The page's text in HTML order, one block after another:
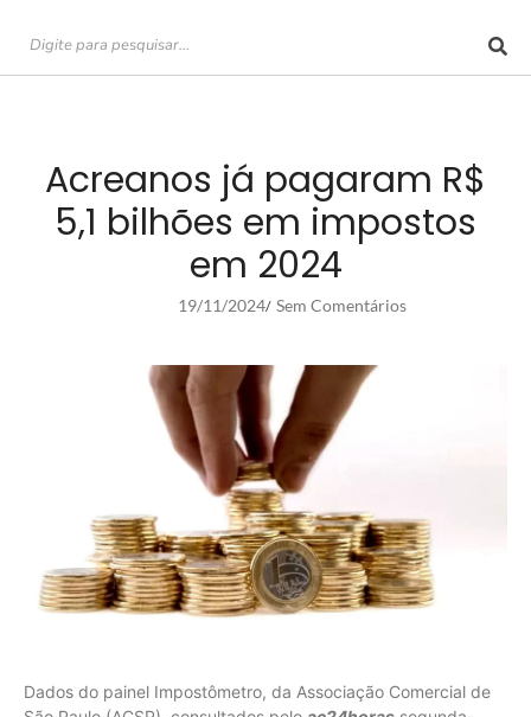
Acreanos já pagaram R$
5,1 bilhões em impostos
em 2024
19/11/2024/ Sem Comentários
Dados do painel Impostômetro, da Associação Comercial de